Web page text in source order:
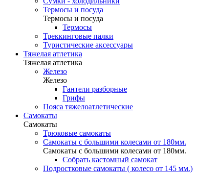
Термосы и посуда
Термосы и посуда
Термосы
Треккинговые палки
Туристические аксессуары
Тяжелая атлетика
Тяжелая атлетика
Железо
Железо
Гантели разборные
Грифы
Пояса тяжелоатлетические
Самокаты
Самокаты
Трюковые самокаты
Самокаты с большими колесами от 180мм.
Самокаты с большими колесами от 180мм.
Собрать кастомный самокат
Подростковые самокаты ( колесо от 145 мм.)